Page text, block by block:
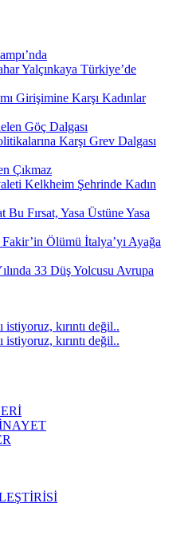
Yalçınkaya Türkiye’de
Girişimine Karşı Kadınlar
Göç Dalgası
Karşı Grev Dalgası
Çıkmaz
Kelkheim Şehrinde Kadın
Bu Fırsat, Yasa Üstüne Yasa
Ölümü İtalya’yı Ayağa
33 Düş Yolcusu Avrupa